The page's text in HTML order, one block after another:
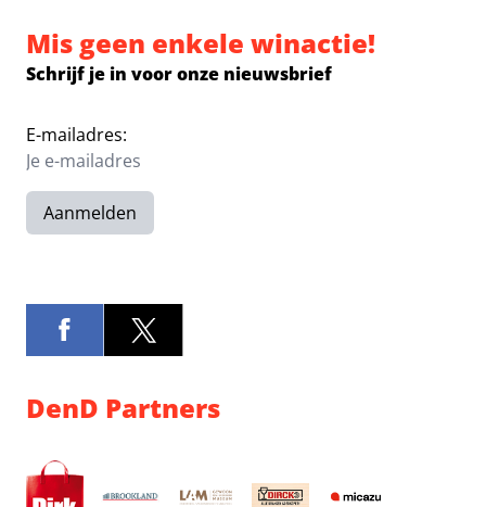
Mis geen enkele winactie!
Schrijf je in voor onze nieuwsbrief
E-mailadres:
Aanmelden
DenD Partners